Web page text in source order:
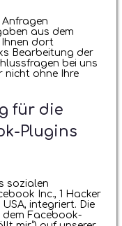
aus dem
dort
Bearbeitung der
bei uns
nicht ohne Ihre
für die
Plugins
sozialen
Inc., 1 Hacker
integriert. Die
dem Facebook-